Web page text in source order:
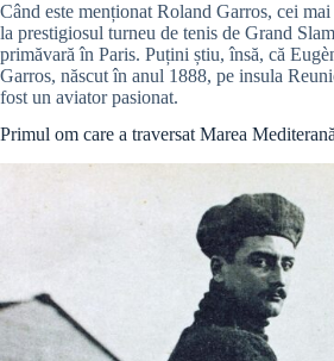
Când este menționat Roland Garros, cei
la prestigiosul turneu de tenis de Grand
primăvară în Paris. Puțini știu, însă, că
Garros, născut în anul 1888, pe insula
fost un aviator pasionat.
Primul om care a traversat Marea